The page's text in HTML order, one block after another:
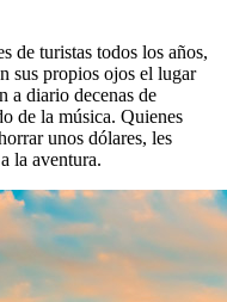
de turistas todos los años,
sus propios ojos el lugar
a diario decenas de
de la música. Quienes
unos dólares, les
la aventura.